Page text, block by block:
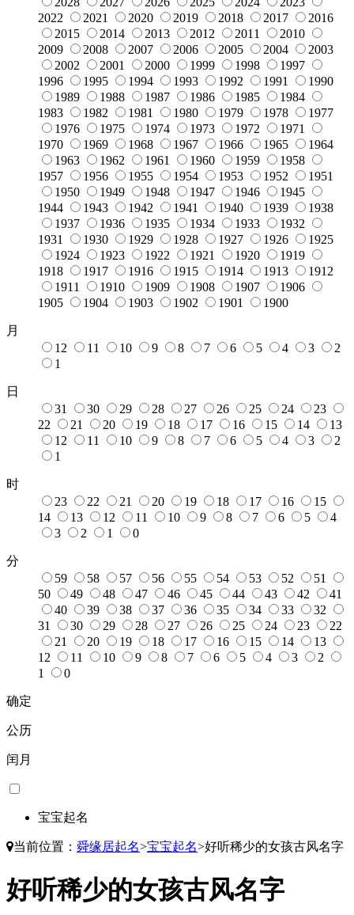
2022
2021 2020 2019 2018 2017
2016
2015
2014 2013 2012 2011
2010
2009
2008 2007 2006 2005 2004
2003
2002
2001 2000 1999 1998
1997
1996
1995 1994 1993 1992 1991
1990
1989
1988 1987 1986 1985
1984
1983
1982 1981 1980 1979 1978
1977
1976
1975 1974 1973 1972
1971
1970
1969 1968 1967 1966 1965
1964
1963
1962 1961 1960 1959
1958
1957
1956 1955 1954 1953 1952
1951
1950
1949 1948 1947 1946
1945
1944
1943 1942 1941 1940 1939
1938
1937
1936 1935 1934 1933
1932
1931
1930 1929 1928 1927 1926
1925
1924
1923 1922 1921 1920
1919
1918
1917 1916 1915 1914 1913
1912
1911
1910 1909 1908 1907
1906
1905
1904 1903 1902 1901 1900
月
12
11 10 9 8 7 6 5 4 3
2
1
日
31
30 29 28 27 26 25 24
23
22
21 20 19 18 17 16 15 14
13
12
11 10 9 8 7 6 5 4 3
2
1
时
23
22 21 20 19 18 17 16
15
14
13 12 11 10 9 8 7 6 5
4
3
2 1 0
分
59
58 57 56 55 54 53 52
51
50
49 48 47 46 45 44 43 42
41
40
39 38 37 36 35 34 33
32
31
30 29 28 27 26 25 24 23
22
21
20 19 18 17 16 15 14
13
12
11 10 9 8 7 6 5 4 3
2
1
0
确定
公历
闰月
宝宝起名
当前位置： 舜缘居起名>宝宝起名>好听稀少的女孩古风名字
好听稀少的女孩古风名字